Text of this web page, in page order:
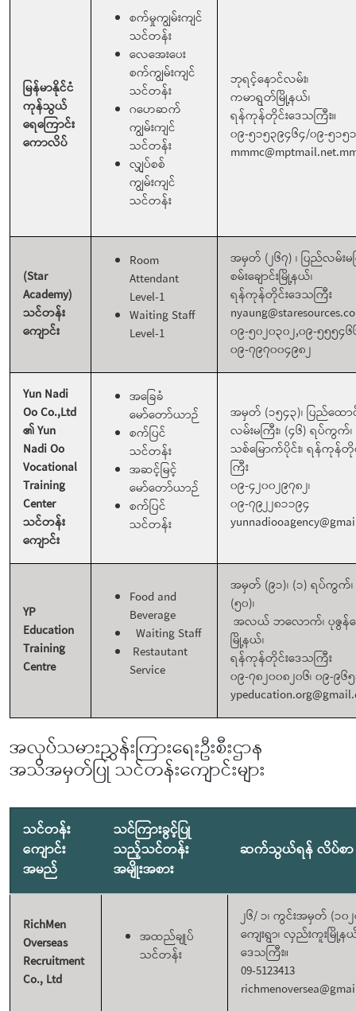
မြန်မာနိုင်ငံ
ကုန်သွယ်
ရေကြောင်း
ကောလိပ်
စက်မှုကျွမ်းကျင်
သင်တန်း
လေအေးပေး
စက်ကျွမ်းကျင်
သင်တန်း
ဂဟေဆက်
ကျွမ်းကျင်
သင်တန်း
လျှပ်စစ်
ကျွမ်းကျင်
သင်တန်း
ဘုရင့်နောင်လမ်း၊
ကမာရွတ်မြို့နယ်၊
ရန်ကုန်တိုင်းဒေသကြီး။
၀၉-၅၁၅၃၉၄၆၄/၀၉-၅၁၅
(Star
Academy)
သင်တန်း
ကျောင်း
Room
Attendant
Level-1
Waiting Staff
Level-1
အမှတ် (၂၆၇) ၊ ပြည်လမ်းမ
စမ်းချောင်းမြို့နယ်၊
ရန်ကုန်တိုင်းဒေသကြီး
၀၉-၅၀၂၀၃၀၂,၀၉-၅၅၅၄
၀၉-၇၉၇၀၀၄၉၈၂
Yun Nadi
Oo Co.,Ltd
၏ Yun
Nadi Oo
Vocational
Training
Center
သင်တန်း
ကျောင်း
အခြေခံ
မော်တော်ယာဉ်
စက်ပြင်
သင်တန်း
အဆင့်မြင့်
မော်တော်ယာဉ်
စက်ပြင်
သင်တန်း
အမှတ် (၁၅၄၃)၊ ပြည်ထော
လမ်းမကြီး၊ (၄၆) ရပ်ကွက်၊
သစ်မြောက်ပိုင်း၊ ရန်ကုန်
ကြီး
၀၉-၄၂၀၀၂၉၇၈၂၊
၀၉-၇၉၂၂၈၁၁၉၄
YP
Education
Training
Centre
Food and
Beverage
Waiting Staff
Restautant
Service
အမှတ် (၉၁)၊ (၁) ရပ်ကွက်
(၅၀)၊
အလယ် ဘလောက်၊ ပုဇွန်
မြို့နယ်၊
ရန်ကုန်တိုင်းဒေသကြီး
၀၉-၇၈၂၀၀၈၂၀၆၊ ၀၉-၉၆
အလုပ်သမားညွှန်းကြားရေးဦးစီးဌာန
အသိအမှတ်ပြု သင်တန်းကျောင်းများ
သင်တန်း
ကျောင်း
အမည်
သင်ကြားခွင့်ပြု
သည့်သင်တန်း
အမျိုးအစား
ဆက်သွယ်ရန် လိပ်စာ
RichMen
Overseas
Recruitment
Co., Ltd
အထည်ချုပ်
သင်တန်း
၂၆/ ၁၊ ကွင်းအမှတ် (၁၀
ကျေးရွာ၊ လှည်းကူးမြို့
ဒေသကြီး။
09-5123413